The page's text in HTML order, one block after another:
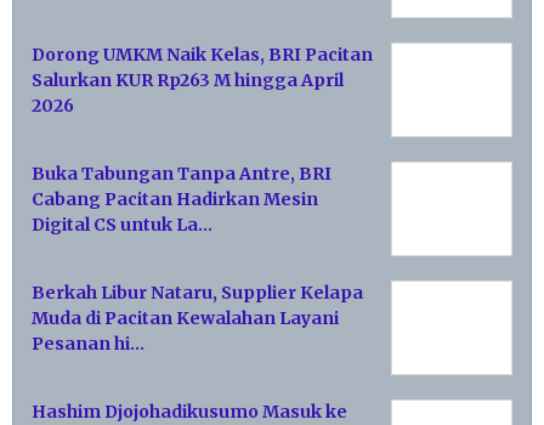
Dorong UMKM Naik Kelas, BRI Pacitan
Salurkan KUR Rp263 M hingga April
2026
Buka Tabungan Tanpa Antre, BRI
Cabang Pacitan Hadirkan Mesin
Digital CS untuk La…
Berkah Libur Nataru, Supplier Kelapa
Muda di Pacitan Kewalahan Layani
Pesanan hi…
Hashim Djojohadikusumo Masuk ke